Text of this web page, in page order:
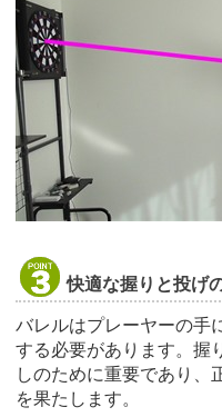
快適な握りと投げ
バレルはプレーヤーの手
する必要があります。握
しのために重要であり、
を果たします。